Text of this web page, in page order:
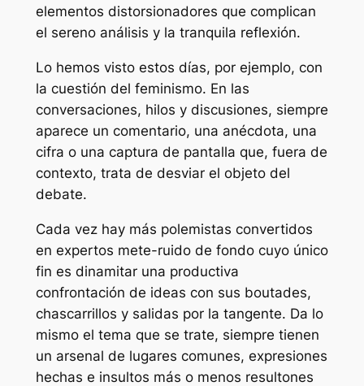
elementos distorsionadores que complican
el sereno análisis y la tranquila reflexión.
Lo hemos visto estos días, por ejemplo, con
la cuestión del feminismo. En las
conversaciones, hilos y discusiones, siempre
aparece un comentario, una anécdota, una
cifra o una captura de pantalla que, fuera de
contexto, trata de desviar el objeto del
debate.
Cada vez hay más polemistas convertidos
en expertos mete-ruido de fondo cuyo único
fin es dinamitar una productiva
confrontación de ideas con sus boutades,
chascarrillos y salidas por la tangente. Da lo
mismo el tema que se trate, siempre tienen
un arsenal de lugares comunes, expresiones
hechas e insultos más o menos resultones